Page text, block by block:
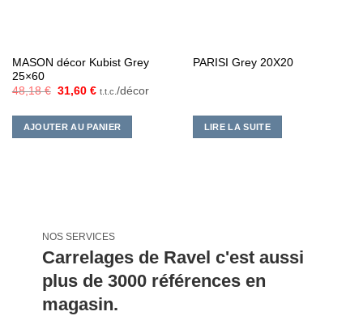
MASON décor Kubist Grey
25×60
48,18€ Le
était :
48,18 €.
31,60 €Le
est :
31,60 €.
t.t.c. /décor
AJOUTER AU PANIER
PARISI Grey 20X20
LIRE LA SUITE
NOS SERVICES
Carrelages de Ravel c'est aussi
plus de 3000 références en
magasin.